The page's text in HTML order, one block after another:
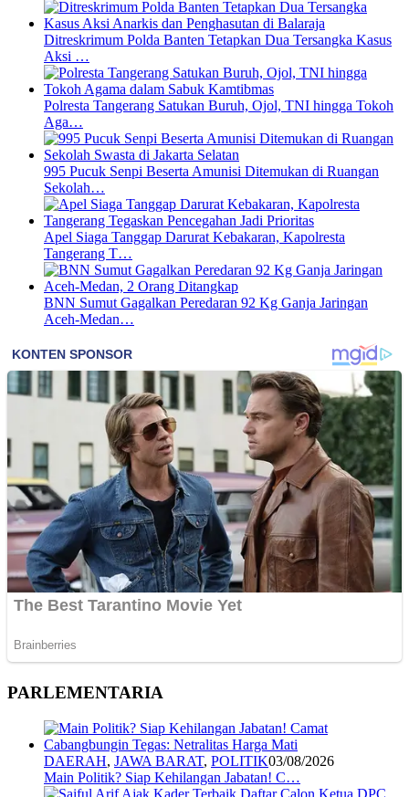
Ditreskrimum Polda Banten Tetapkan Dua Tersangka Kasus
Aksi …
Polresta Tangerang Satukan Buruh, Ojol, TNI hingga Tokoh
Aga…
995 Pucuk Senpi Beserta Amunisi Ditemukan di Ruangan
Sekolah…
Apel Siaga Tanggap Darurat Kebakaran, Kapolresta
Tangerang T…
BNN Sumut Gagalkan Peredaran 92 Kg Ganja Jaringan
Aceh-Medan…
PARLEMENTARIA
DAERAH, JAWA BARAT, POLITIK03/08/2026
Main Politik? Siap Kehilangan Jabatan! C…